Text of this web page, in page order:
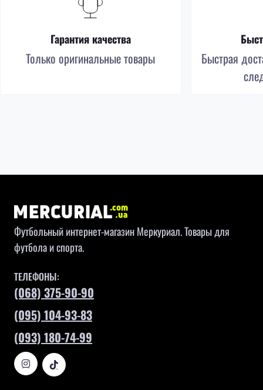
Гарантия качества
Только оригинальные товары
Быстрая
Футбольный интернет-магазин Меркуриал. Товары для
футбола и спорта.
ТЕЛЕФОНЫ:
(068) 375-90-90
(095) 104-93-83
(093) 180-74-99